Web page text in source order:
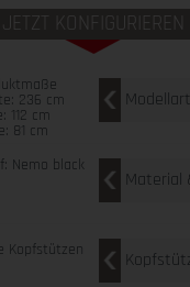
JETZT KONFIGURIEREN
236 cm
112 cm
81 cm
Modellart
Nemo black
Material
Kopfstützen